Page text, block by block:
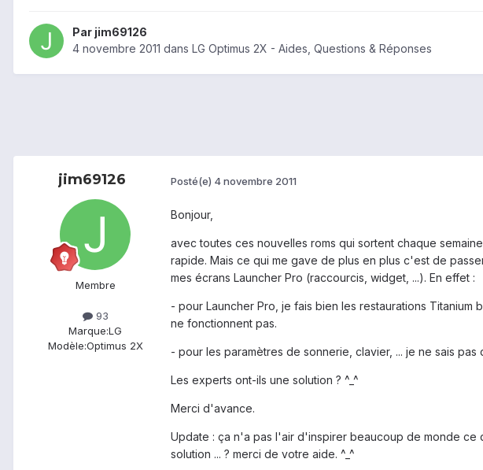
Par jim69126
4 novembre 2011 dans LG Optimus 2X - Aides, Questions & Réponses
jim69126
Membre
93
Marque:LG
Modèle:Optimus 2X
Posté(e) 4 novembre 2011
Bonjour,
avec toutes ces nouvelles roms qui sortent chaque
rapide. Mais ce qui me gave de plus en plus c'est de
mes écrans Launcher Pro (raccourcis, widget, ...). En effet :
- pour Launcher Pro, je fais bien les restaurations
ne fonctionnent pas.
- pour les paramètres de sonnerie, clavier, ... je ne sais
Les experts ont-ils une solution ? ^_^
Merci d'avance.
Update : ça n'a pas l'air d'inspirer beaucoup de monde ce
solution ... ? merci de votre aide. ^_^